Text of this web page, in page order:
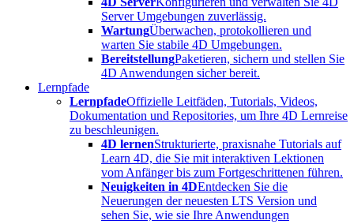
Server Umgebungen zuverlässig.
WartungÜberwachen, protokollieren und
warten Sie stabile 4D Umgebungen.
BereitstellungPaketieren, sichern und stellen Sie
4D Anwendungen sicher bereit.
Lernpfade
LernpfadeOffizielle Leitfäden, Tutorials, Videos,
Dokumentation und Repositories, um Ihre 4D Lernreise
zu beschleunigen.
4D lernenStrukturierte, praxisnahe Tutorials auf
Learn 4D, die Sie mit interaktiven Lektionen
vom Anfänger bis zum Fortgeschrittenen führen.
Neuigkeiten in 4DEntdecken Sie die
Neuerungen der neuesten LTS Version und
sehen Sie, wie sie Ihre Anwendungen